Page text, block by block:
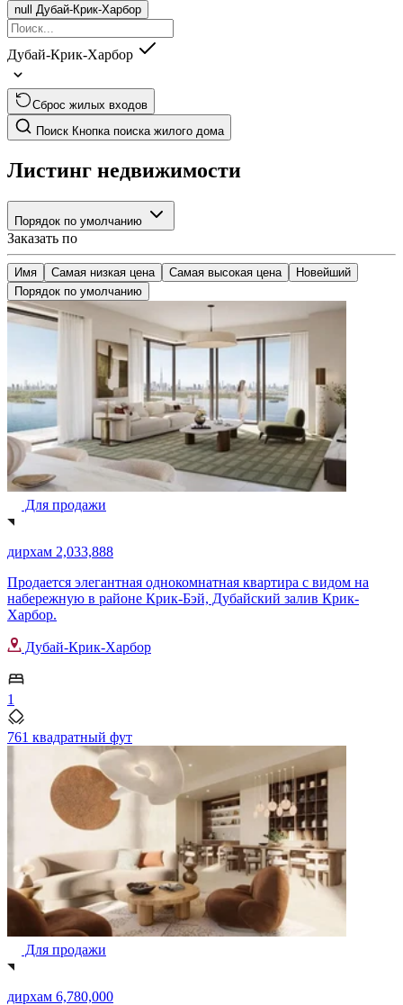
null Дубай-Крик-Харбор
Дубай-Крик-Харбор
Сброс жилых входов
Поиск Кнопка поиска жилого дома
Листинг недвижимости
Порядок по умолчанию
Заказать по
Имя Самая низкая цена Самая высокая цена
Новейший
Порядок по умолчанию
Для продажи
дирхам 2,033,888
Продается элегантная однокомнатная квартира с видом на
набережную в районе Крик-Бэй, Дубайский залив Крик-
Харбор.
Дубай-Крик-Харбор
1
761 квадратный фут
Для продажи
дирхам 6,780,000